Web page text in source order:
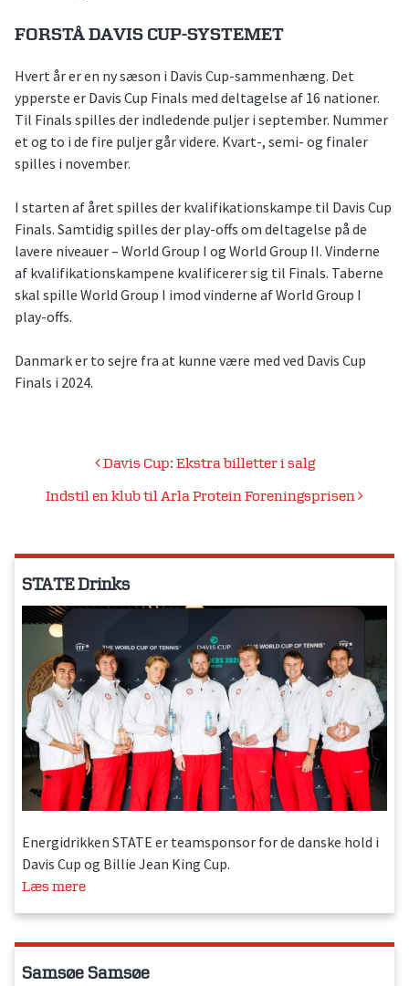
FORSTÅ DAVIS CUP-SYSTEMET
Hvert år er en ny sæson i Davis Cup-sammenhæng. Det
ypperste er Davis Cup Finals med deltagelse af 16 nationer.
Til Finals spilles der indledende puljer i september. Nummer
et og to i de fire puljer går videre. Kvart-, semi- og finaler
spilles i november.
I starten af året spilles der kvalifikationskampe til Davis Cup
Finals. Samtidig spilles der play-offs om deltagelse på de
lavere niveauer – World Group I og World Group II. Vinderne
af kvalifikationskampene kvalificerer sig til Finals. Taberne
skal spille World Group I imod vinderne af World Group I
play-offs.
Danmark er to sejre fra at kunne være med ved Davis Cup
Finals i 2024.
Indlægsnavigation
Davis Cup: Ekstra billetter i salg
Indstil en klub til Arla Protein Foreningsprisen
STATE Drinks
Energidrikken STATE er teamsponsor for de danske hold i
Davis Cup og Billie Jean King Cup.
Læs mere
Samsøe Samsøe